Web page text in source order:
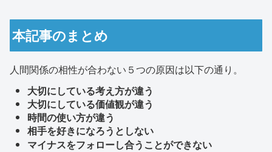
本記事のまとめ
人間関係の相性が合わない５つの原因は以下の通り。
大切にしている考え方が違う
大切にしている価値観が違う
時間の使い方が違う
相手を好きになろうとしない
マイナスをフォローし合うことができない